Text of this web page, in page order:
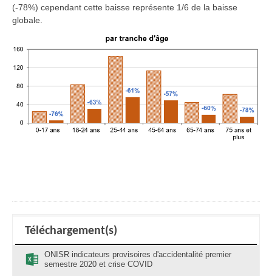
(-78%) cependant cette baisse représente 1/6 de la baisse
globale.
Téléchargement(s)
ONISR indicateurs provisoires d'accidentalité premier
semestre 2020 et crise COVID